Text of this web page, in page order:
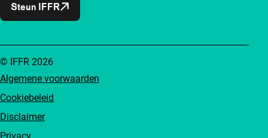
Steun IFFR
Algemene voorwaarden
Cookiebeleid
Disclaimer
© IFFR 2026